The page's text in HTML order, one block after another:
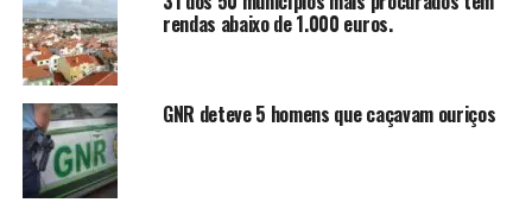
rendas abaixo de 1.000 euros.
GNR deteve 5 homens que caçavam ouriços